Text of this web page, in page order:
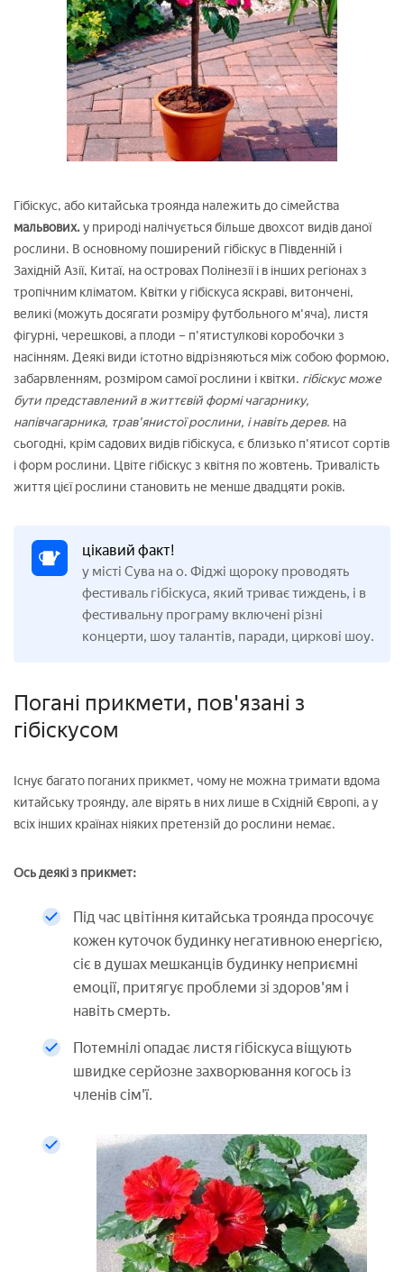
Гібіскус, або китайська троянда належить до сімейства
мальвових.у природі налічується більше двохсот видів даної
рослини. В основному поширений гібіскус в Південній і
Західній Азії, Китаї, на островах Полінезії і в інших регіонах з
тропічним кліматом. Квітки у гібіскуса яскраві, витончені,
великі (можуть досягати розміру футбольного м'яча), листя
фігурні, черешкові, а плоди – п'ятистулкові коробочки з
насінням. Деякі види істотно відрізняються між собою формою,
забарвленням, розміром самої рослини і квітки. гібіскус може
бути представлений в життєвій формі чагарнику,
напівчагарника, трав'янистої рослини, і навіть дерев. на
сьогодні, крім садових видів гібіскуса, є близько п'ятисот сортів
і форм рослини. Цвіте гібіскус з квітня по жовтень. Тривалість
життя цієї рослини становить не менше двадцяти років.
цікавий факт!
у місті Сува на о. Фіджі щороку проводять
фестиваль гібіскуса, який триває тиждень, і в
фестивальну програму включені різні
концерти, шоу талантів, паради, циркові шоу.
Погані прикмети, пов'язані з
гібіскусом
Існує багато поганих прикмет, чому не можна тримати вдома
китайську троянду, але вірять в них лише в Східній Європі, а у
всіх інших країнах ніяких претензій до рослини немає.
Ось деякі з прикмет:
Під час цвітіння китайська троянда просочує
кожен куточок будинку негативною енергією,
сіє в душах мешканців будинку неприємні
емоції, притягує проблеми зі здоров'ям і
навіть смерть.
Потемнілі опадає листя гібіскуса віщують
швидке серйозне захворювання когось із
членів сім'ї.